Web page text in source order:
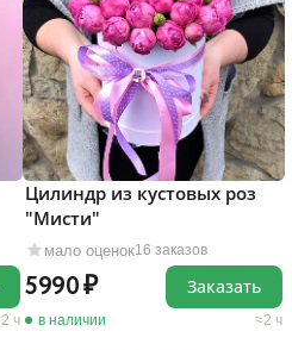
2 ч
мало оценок16 заказов
Цилиндр из кустовых роз
"Мисти"
5990
в наличии 2 ч
Заказать